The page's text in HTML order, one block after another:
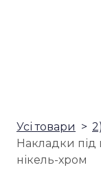
Усі товари
Накладки під
нікель-хром